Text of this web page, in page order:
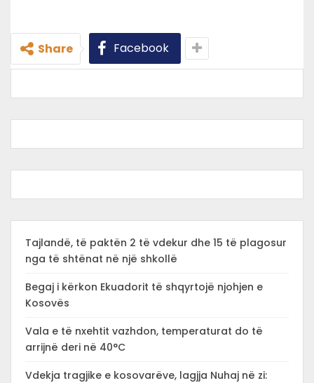
Share Facebook
Tajlandë, të paktën 2 të vdekur dhe 15 të plagosur
nga të shtënat në një shkollë
Begaj i kërkon Ekuadorit të shqyrtojë njohjen e
Kosovës
Vala e të nxehtit vazhdon, temperaturat do të
arrijnë deri në 40°C
Vdekja tragjike e kosovarëve, lagjja Nuhaj në zi: